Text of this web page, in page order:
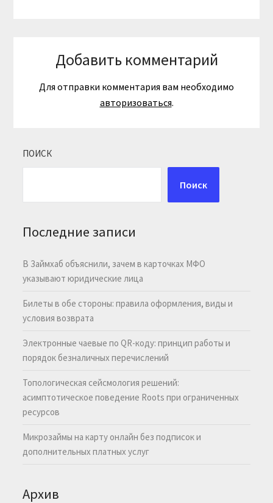
Добавить комментарий
Для отправки комментария вам необходимо
авторизоваться.
ПОИСК
Поиск
Последние записи
В Займхаб объяснили, зачем в карточках МФО
указывают юридические лица
Билеты в обе стороны: правила оформления, виды и
условия возврата
Электронные чаевые по QR-коду: принцип работы и
порядок безналичных перечислений
Топологическая сейсмология решений:
асимптотическое поведение Roots при ограниченных
ресурсов
Микрозаймы на карту онлайн без подписок и
дополнительных платных услуг
Архив